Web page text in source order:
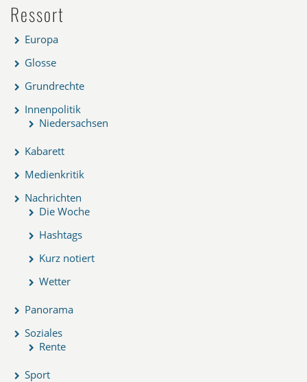
Ressort
Europa
Glosse
Grundrechte
Innenpolitik
Niedersachsen
Kabarett
Medienkritik
Nachrichten
Die Woche
Hashtags
Kurz notiert
Wetter
Panorama
Soziales
Rente
Sport